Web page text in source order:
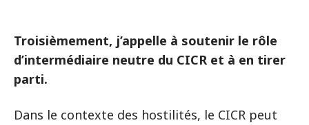
Troisièmement, j’appelle à soutenir le rôle
d’intermédiaire neutre du CICR et à en tirer
parti.
Dans le contexte des hostilités, le CICR peut